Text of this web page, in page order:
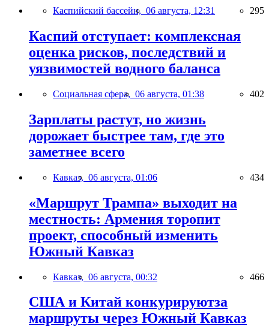
Каспийский бассейн, 06 августа, 12:31 295
Каспий отступает: комплексная
оценка рисков, последствий и
уязвимостей водного баланса
Социальная сфера, 06 августа, 01:38 402
Зарплаты растут, но жизнь
дорожает быстрее там, где это
заметнее всего
Кавказ, 06 августа, 01:06 434
«Маршрут Трампа» выходит на
местность: Армения торопит
проект, способный изменить
Южный Кавказ
Кавказ, 06 августа, 00:32 466
США и Китай конкурируютза
маршруты через Южный Кавказ